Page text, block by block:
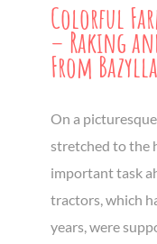
Colorful
– Raking
From
On a
stretched to the
important task
tractors, which
years, were